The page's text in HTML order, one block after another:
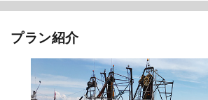
プラン紹介